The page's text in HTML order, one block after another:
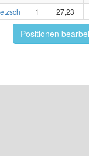
1 27,23
Positionen